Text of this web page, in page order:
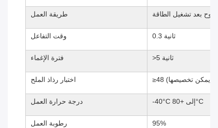
طريقة العمل بعد تشغيل الطاقة
وقت التفاعل 0.3 ثانية
فترة الإغماء >5 ثانية
اختبار رذاذ الملح
درجة حرارة العمل -40°C إلى +80°C
رطوبة العمل 95%